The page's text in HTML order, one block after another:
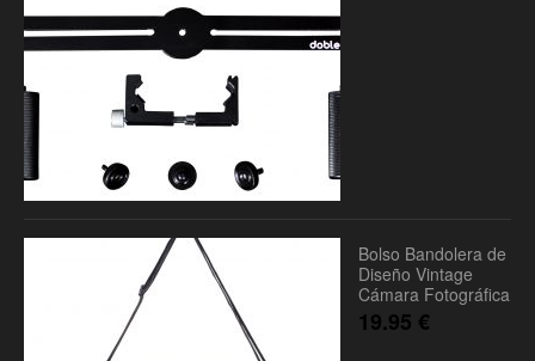
Bolso Bandolera de
Diseño Vintage
Cámara Fotográfica
19.95 €